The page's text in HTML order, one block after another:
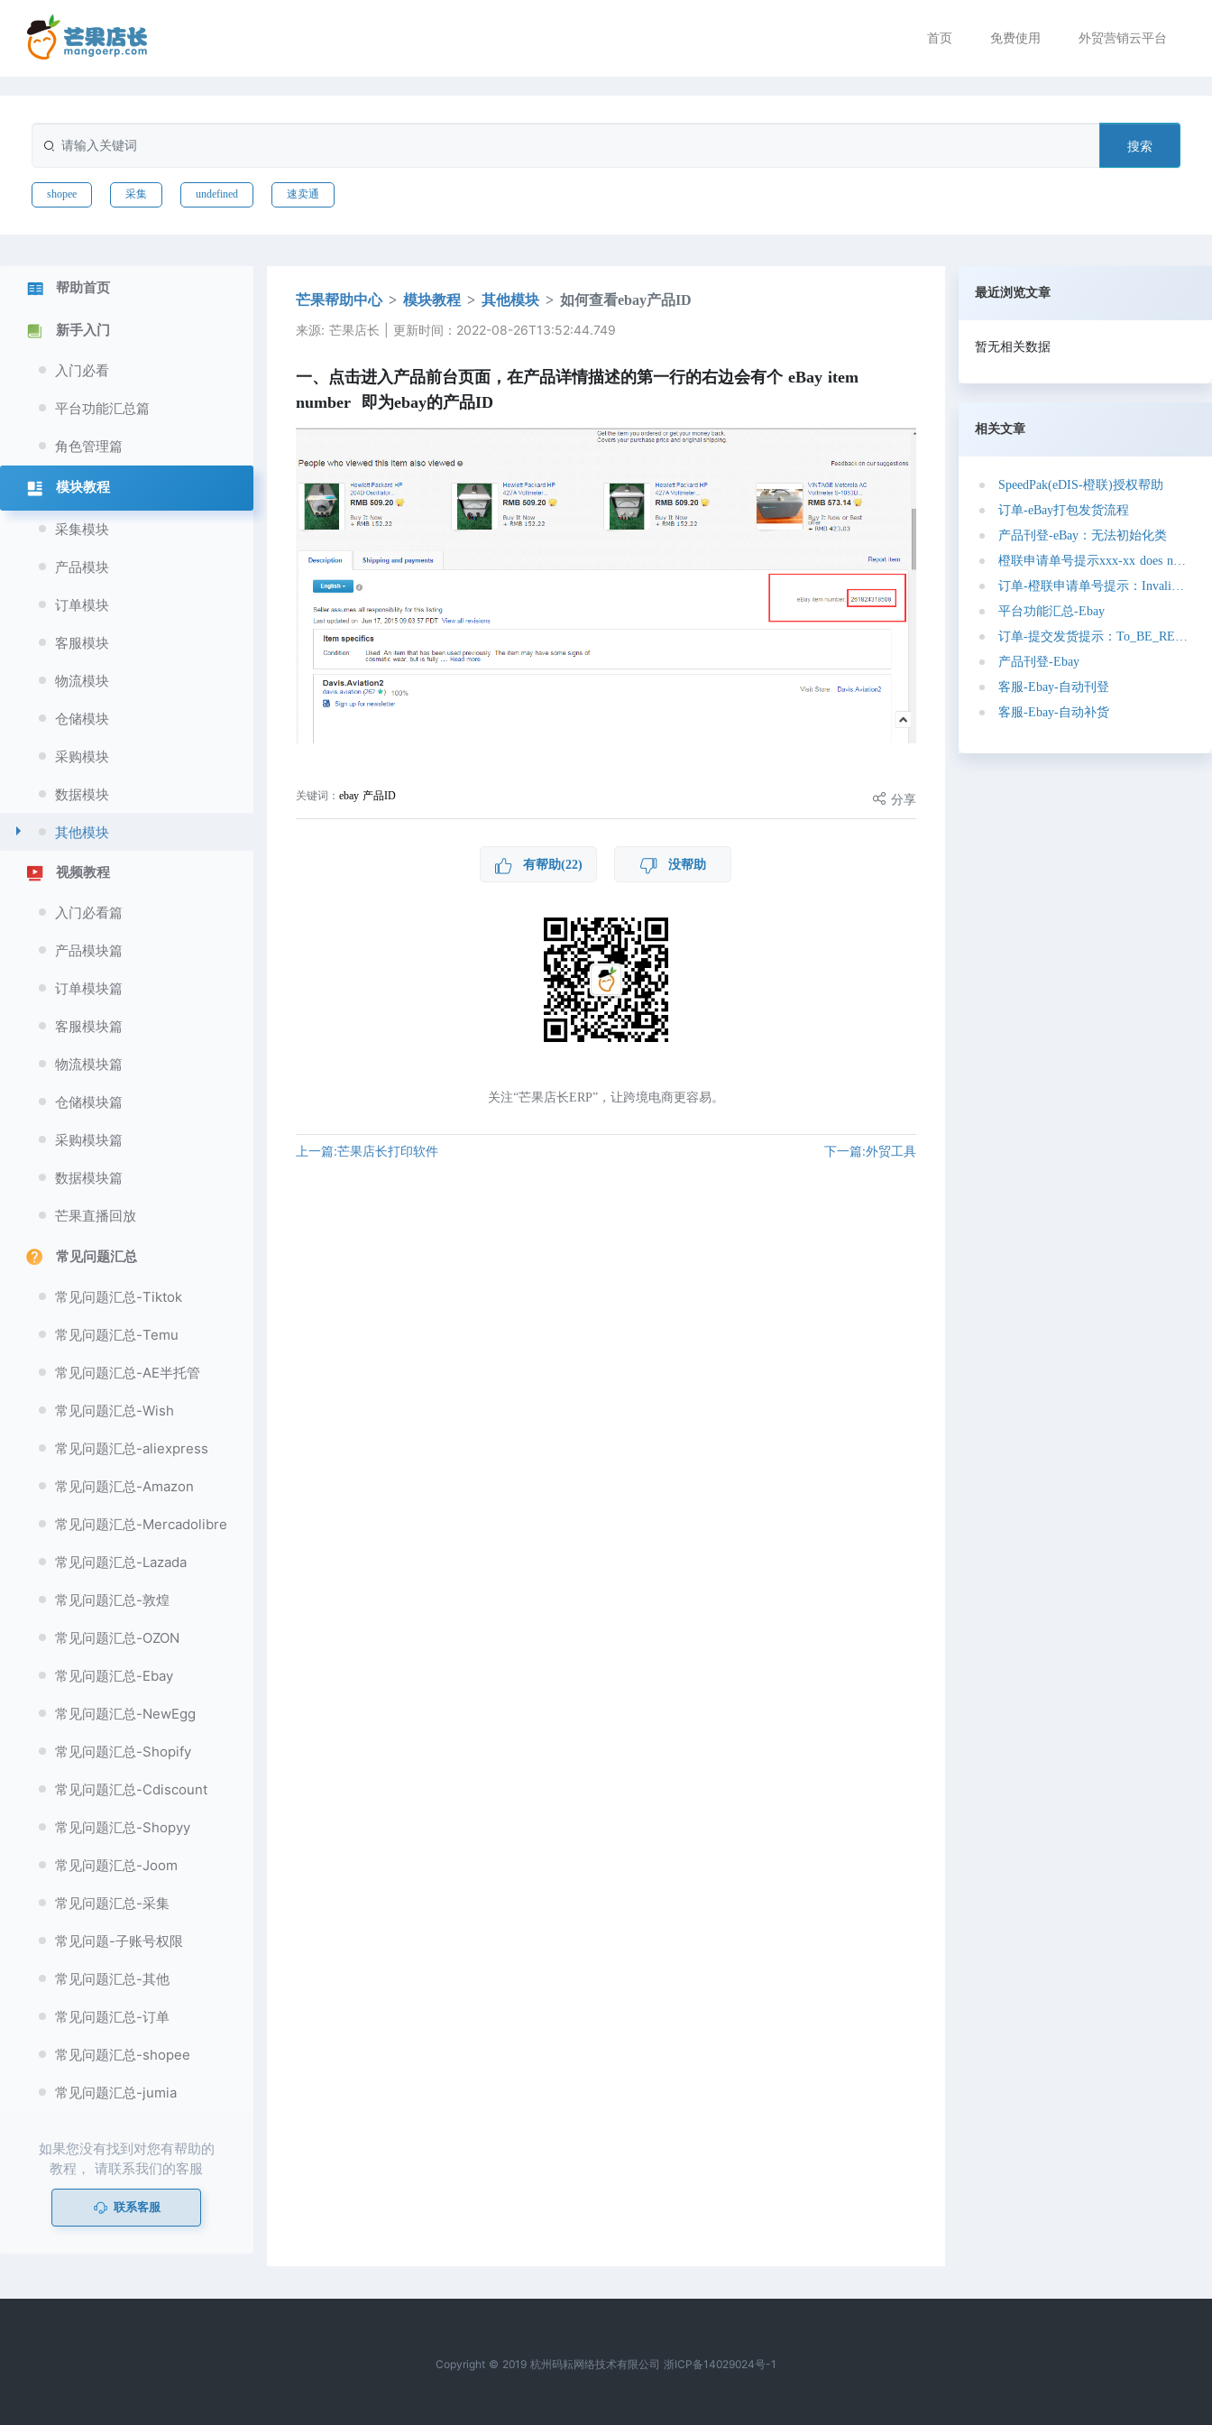
首页 免费使用 外贸营销云平台
搜索
shopee 采集 undefined 速卖通
帮助首页
新手入门
入门必看
平台功能汇总篇
角色管理篇
模块教程
采集模块
产品模块
订单模块
客服模块
物流模块
仓储模块
采购模块
数据模块
其他模块
视频教程
入门必看篇
产品模块篇
订单模块篇
客服模块篇
物流模块篇
仓储模块篇
采购模块篇
数据模块篇
芒果直播回放
常见问题汇总
常见问题汇总-Tiktok
常见问题汇总-Temu
常见问题汇总-AE半托管
常见问题汇总-Wish
常见问题汇总-aliexpress
常见问题汇总-Amazon
常见问题汇总-Mercadolibre
常见问题汇总-Lazada
常见问题汇总-敦煌
常见问题汇总-OZON
常见问题汇总-Ebay
常见问题汇总-NewEgg
常见问题汇总-Shopify
常见问题汇总-Cdiscount
常见问题汇总-Shopyy
常见问题汇总-Joom
常见问题汇总-采集
常见问题-子账号权限
常见问题汇总-其他
常见问题汇总-订单
常见问题汇总-shopee
常见问题汇总-jumia
如果您没有找到对您有帮助的
教程， 请联系我们的客服
联系客服
芒果帮助中心 模块教程 其他模块
如何查看ebay产品ID
来源: 芒果店长 | 更新时间：2022-08-26T13:52:44.749
一、点击进入产品前台页面，在产品详情描述的第一行的右边会有个 eBay item
number  即为ebay的产品ID
关键词：ebay 产品ID 分享
有帮助(22) 没帮助
关注“芒果店长ERP”，让跨境电商更容易。
上一篇:芒果店长打印软件 下一篇:外贸工具
最近浏览文章
暂无相关数据
相关文章
SpeedPak(eDIS-橙联)授权帮助
订单-eBay打包发货流程
产品刊 登-eBay： 无法初始化类
橙联申请单号提示xxx-xx does n
订单-橙联申请单号提示： Invali
平台功能汇总-Ebay
订单-提交发货提示： To_ BE RE
产品刊 登-Ebay
客服-Ebay-自动刊 登
客服-Ebay-自动补货
Copyright © 2019 杭州码耘网络技术有限公司 浙ICP备14029024号-1